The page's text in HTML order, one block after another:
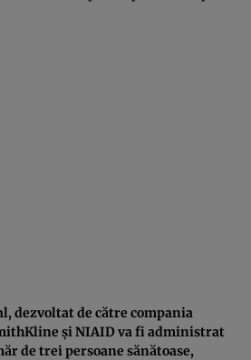
dezvoltat de către compania
şi NIAID va fi administrat
de trei persoane sănătoase,